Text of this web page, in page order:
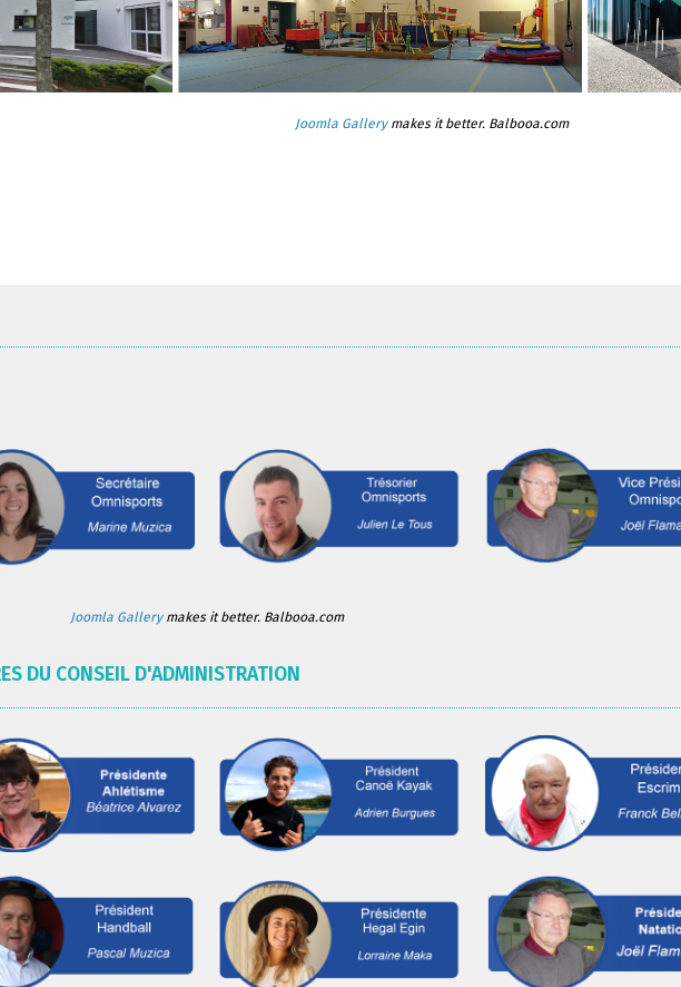
Joomla Gallerymakes it better. Balbooa.com
Joomla Gallerymakes it better. Balbooa.com
DU CONSEIL D'ADMINISTRATION